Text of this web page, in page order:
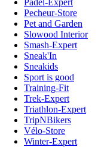
Pecheur-Store
Pet and Garden
Slowood Interior
Smash-Expert
Sneak'In
Sneakids
Sport is good
Training-Fit
Trek-Expert
Triathlon-Expert
TripNBikers
Vélo-Store
Winter-Expert